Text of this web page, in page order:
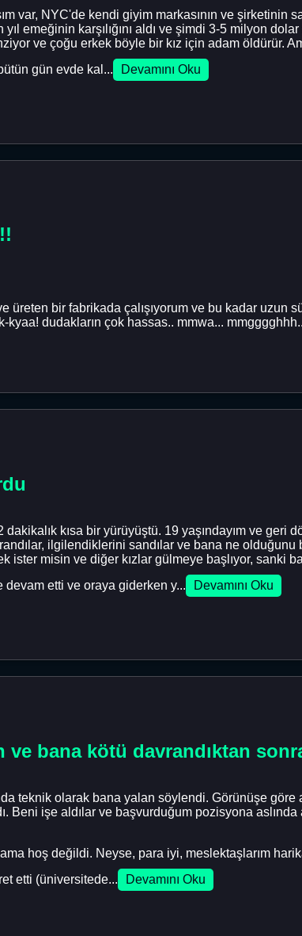
var, NYC'de kendi giyim markasının ve şirketinin
emeğinin karşılığını aldı ve şimdi 3-5 milyon
ve çoğu erkek böyle bir kız için adam öldürür.
gün evde kal...
Devamını Oku
üreten bir fabrikada çalışıyorum ve bu kadar uzun
kyaa! dudakların çok hassas.. mmwa...
kısa bir yürüyüştü. 19 yaşındayım ve geri
ilgilendiklerini sandılar ve bana ne
ister misin ve diğer kızlar gülmeye başlıyor, sanki
devam etti ve oraya giderken y...
Devamını Oku
ve bana kötü davrandıktan
teknik olarak bana yalan söylendi. Görünüşe göre
Beni işe aldılar ve başvurduğum pozisyona aslında
hoş değildi. Neyse, para iyi, meslektaşlarım
etti (üniversitede...
Devamını Oku